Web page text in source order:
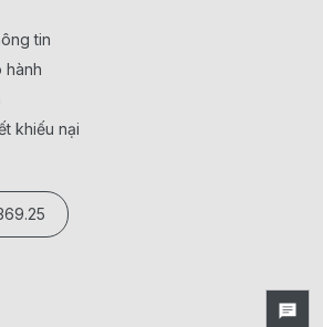
tin
hành
khiếu nại